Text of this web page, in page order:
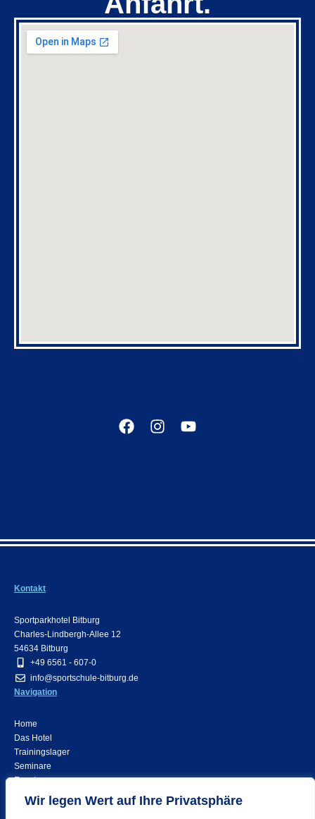
Wir legen Wert auf Ihre Privatsphäre
Kontakt
Sportparkhotel Bitburg
Charles-Lindbergh-Allee 12
54634 Bitburg
+49 6561 - 607-0
info@sportschule-bitburg.de
Navigation
Home
Das Hotel
Trainingslager
Seminare
Events
Rechtliches